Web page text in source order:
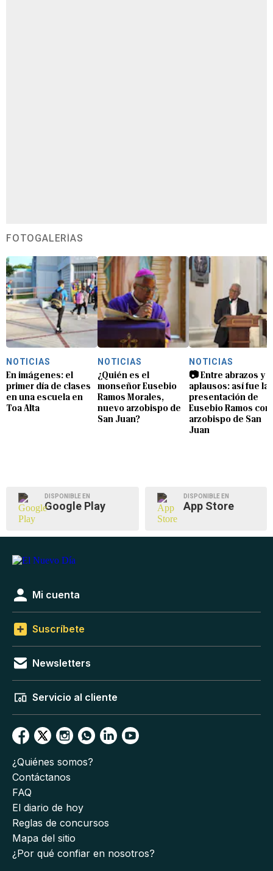
FOTOGALERÍAS
NOTICIAS
En imágenes: el
primer día de clases
en una escuela en
Toa Alta
NOTICIAS
¿Quién es el
monseñor Eusebio
Ramos Morales,
nuevo arzobispo de
San Juan?
NOTICIAS
📷 Entre abrazos y
aplausos: así fue la
presentación de
Eusebio Ramos
arzobispo de San
Juan
DISPONIBLE EN
Google Play
DISPONIBLE EN
App Store
Mi cuenta
Suscríbete
Newsletters
Servicio al cliente
¿Quiénes somos?
Contáctanos
FAQ
El diario de hoy
Reglas de concursos
Mapa del sitio
¿Por qué confiar en nosotros?